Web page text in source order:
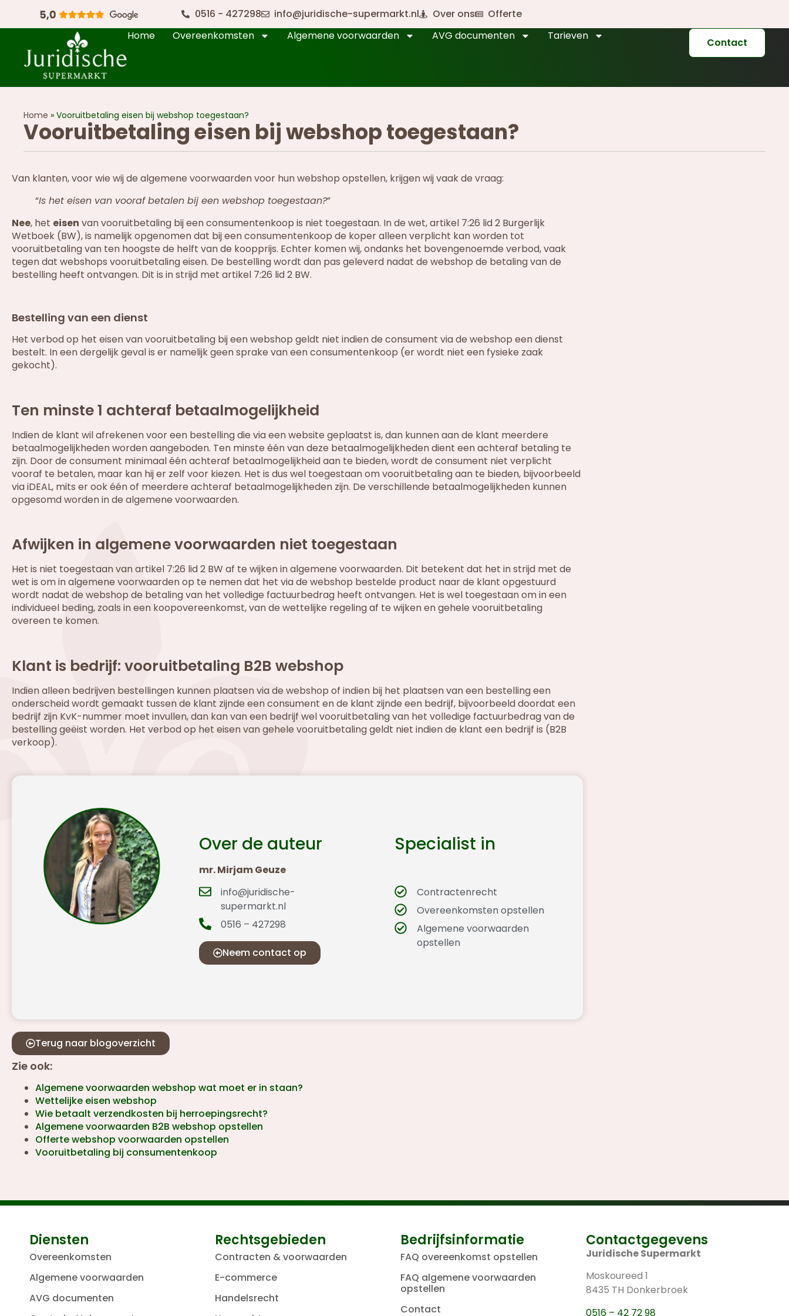
0516 - 427298 info@juridische-supermarkt.nl Over ons
Offerte
Home
Overeenkomsten Algemene voorwaarden AVG documenten Tarieven
Contact
Home »Vooruitbetaling eisen bij webshop toegestaan?
Vooruitbetaling eisen bij webshop toegestaan?
Van klanten, voor wie wij de algemene voorwaarden voor hun webshop opstellen, krijgen wij vaak de vraag:
“Is het eisen van vooraf betalen bij een webshop toegestaan?”
Nee, het eisen van vooruitbetaling bij een consumentenkoop is niet toegestaan. In de wet, artikel 7:26 lid 2 Burgerlijk
Wetboek (BW), is namelijk opgenomen dat bij een consumentenkoop de koper alleen verplicht kan worden tot
vooruitbetaling van ten hoogste de helft van de koopprijs. Echter komen wij, ondanks het bovengenoemde verbod, vaak
tegen dat webshops vooruitbetaling eisen. De bestelling wordt dan pas geleverd nadat de webshop de betaling van de
bestelling heeft ontvangen. Dit is in strijd met artikel 7:26 lid 2 BW.
Bestelling van een dienst
Het verbod op het eisen van vooruitbetaling bij een webshop geldt niet indien de consument via de webshop een dienst
bestelt. In een dergelijk geval is er namelijk geen sprake van een consumentenkoop (er wordt niet een fysieke zaak
gekocht).
Ten minste 1 achteraf betaalmogelijkheid
Indien de klant wil afrekenen voor een bestelling die via een website geplaatst is, dan kunnen aan de klant meerdere
betaalmogelijkheden worden aangeboden. Ten minste één van deze betaalmogelijkheden dient een achteraf betaling te
zijn. Door de consument minimaal één achteraf betaalmogelijkheid aan te bieden, wordt de consument niet verplicht
vooraf te betalen, maar kan hij er zelf voor kiezen. Het is dus wel toegestaan om vooruitbetaling aan te bieden, bijvoorbeeld
via iDEAL, mits er ook één of meerdere achteraf betaalmogelijkheden zijn. De verschillende betaalmogelijkheden kunnen
opgesomd worden in de algemene voorwaarden.
Afwijken in algemene voorwaarden niet toegestaan
Het is niet toegestaan van artikel 7:26 lid 2 BW af te wijken in algemene voorwaarden. Dit betekent dat het in strijd met de
wet is om in algemene voorwaarden op te nemen dat het via de webshop bestelde product naar de klant opgestuurd
wordt nadat de webshop de betaling van het volledige factuurbedrag heeft ontvangen. Het is wel toegestaan om in een
individueel beding, zoals in een koopovereenkomst, van de wettelijke regeling af te wijken en gehele vooruitbetaling
overeen te komen.
Klant is bedrijf: vooruitbetaling B2B webshop
Indien alleen bedrijven bestellingen kunnen plaatsen via de webshop of indien bij het plaatsen van een bestelling een
onderscheid wordt gemaakt tussen de klant zijnde een consument en de klant zijnde een bedrijf, bijvoorbeeld doordat een
bedrijf zijn KvK-nummer moet invullen, dan kan van een bedrijf wel vooruitbetaling van het volledige factuurbedrag van de
bestelling geëist worden. Het verbod op het eisen van gehele vooruitbetaling geldt niet indien de klant een bedrijf is (B2B
verkoop).
Over de auteur
mr. Mirjam Geuze
info@juridische-
supermarkt.nl
0516 – 427298
Neem contact op
Specialist in
Contractenrecht
Overeenkomsten opstellen
Algemene voorwaarden
opstellen
Terug naar blogoverzicht
Zie ook:
Algemene voorwaarden webshop wat moet er in staan?
Wettelijke eisen webshop
Wie betaalt verzendkosten bij herroepingsrecht?
Algemene voorwaarden B2B webshop opstellen
Offerte webshop voorwaarden opstellen
Vooruitbetaling bij consumentenkoop
Diensten
Overeenkomsten
Algemene voorwaarden
AVG documenten
Rechtsgebieden
Contracten & voorwaarden
E-commerce
Handelsrecht
Bedrijfsinformatie
FAQ overeenkomst opstellen
FAQ algemene voorwaarden
opstellen
Contact
Contactgegevens
Juridische Supermarkt
Moskoureed 1
8435 TH Donkerbroek
0516 – 42 72 98